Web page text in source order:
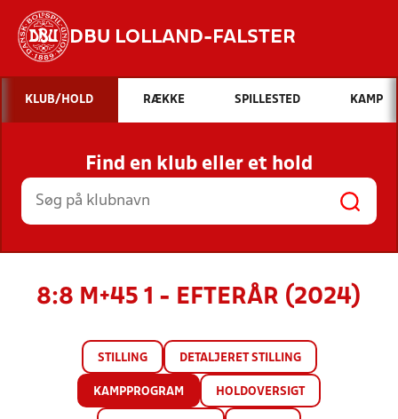
DBU LOLLAND-FALSTER
Hvad vil du søge efter?
INDHOLD OG NYHEDER
STILLINGER, RESULTATER, KLUBBER OG
HOLD
KLUB/HOLD RÆKKE SPILLESTED KAMP
Find en klub eller et hold
8:8 M+45 1 - EFTERÅR (2024)
STILLING DETALJERET STILLING
KAMPPROGRAM HOLDOVERSIGT